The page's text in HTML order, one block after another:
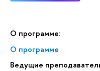
О программе:
О программе
Ведущие